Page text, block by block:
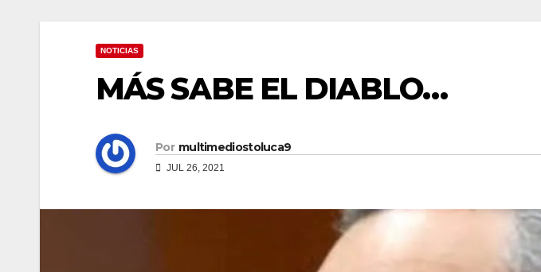
NOTICIAS
MÁS SABE EL DIABLO…
Por multimediostoluca9
JUL 26, 2021